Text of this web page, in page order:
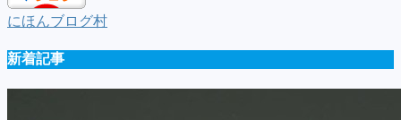
一
覧
にほんブログ村
新着記事